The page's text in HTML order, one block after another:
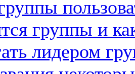
группы и
лидером